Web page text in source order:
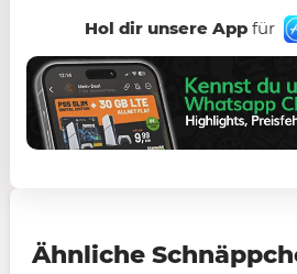
Hol dir unsere Appfür
Ähnliche